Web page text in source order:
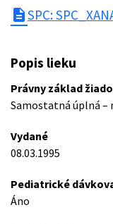
descriptionSPC:
Popis lieku
Právny základ
Samostatná úplná –
Vydané
08.03.1995
Pediatrické
Áno